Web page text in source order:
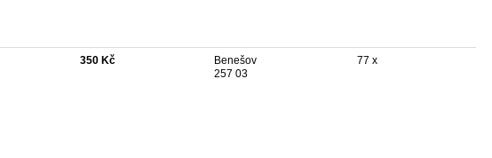
350 Kč
Benešov
257 03
77 x